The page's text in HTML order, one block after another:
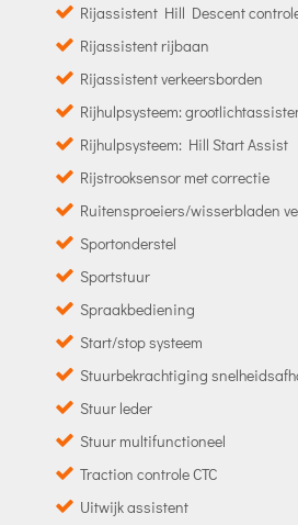
Rijassistent Hill Descent
Rijassistent rijbaan
Rijassistent verkeersborden
Rijhulpsysteem:
Rijhulpsysteem: Hill Start Assist
Rijstrooksensor met correctie
Ruitensproeiers/wisserbladen
Sportonderstel
Sportstuur
Spraakbediening
Start/stop systeem
Stuurbekrachtiging
Stuur leder
Stuur multifunctioneel
Traction controle CTC
Uitwijk assistent